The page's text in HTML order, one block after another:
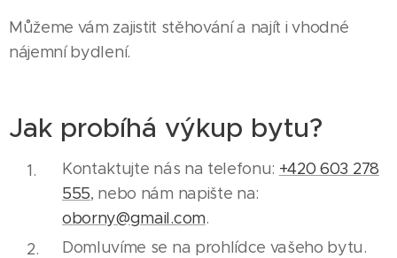
Můžeme vám zajistit stěhování a najít i vhodné
nájemní bydlení.
Jak probíhá výkup bytu?
Kontaktujte nás na telefonu: +420 603 278
555, nebo nám napište na:
oborny@gmail.com.
Domluvíme se na prohlídce vašeho bytu.